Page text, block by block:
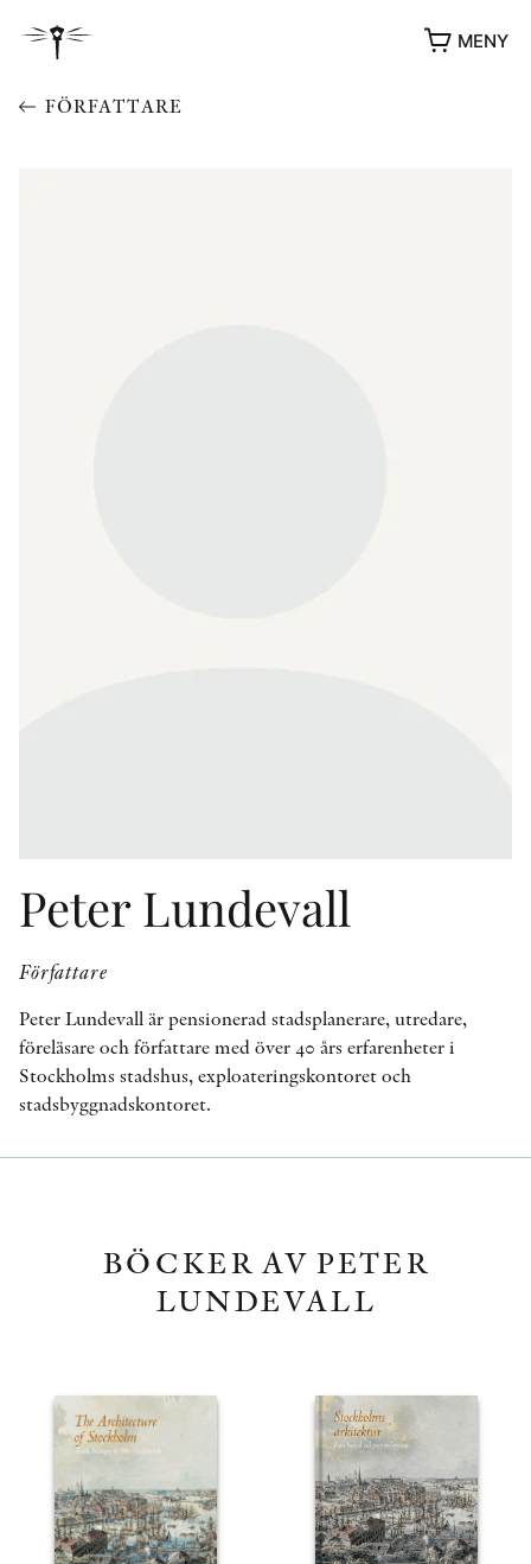
MENY
FÖRFATTARE
Peter Lundevall
Författare
Peter Lundevall är pensionerad stadsplanerare, utredare,
föreläsare och författare med över 40 års erfarenheter i
Stockholms stadshus, exploateringskontoret och
stadsbyggnadskontoret.
BÖCKER AV PETER
LUNDEVALL